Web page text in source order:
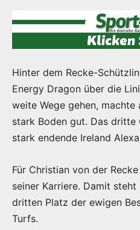
Hinter dem Recke-
Energy Dragon über die
weite Wege gehen,
stark Boden gut. Das dritte
stark endende Ireland
Für Christian von der
seiner Karriere. Damit
dritten Platz der ewigen
Turfs.